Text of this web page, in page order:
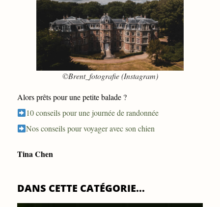
©Brent_fotografie (Instagram)
Alors prêts pour une petite balade ?
10 conseils pour une journée de randonnée
Nos conseils pour voyager avec son chien
Tina Chen
DANS CETTE CATÉGORIE...